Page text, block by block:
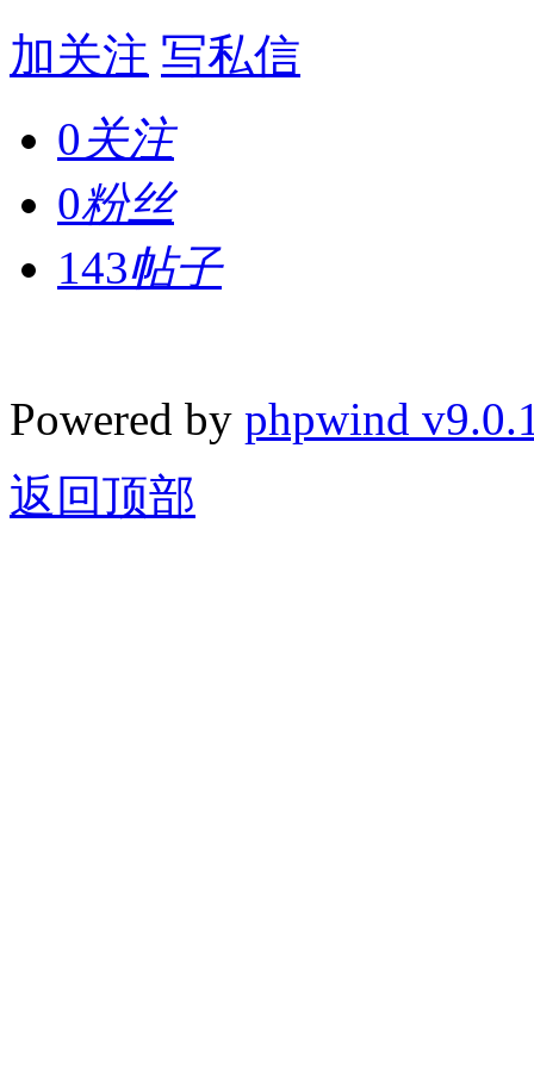
加关注 写私信
0关注
0粉丝
143帖子
Powered by phpwind
返回顶部